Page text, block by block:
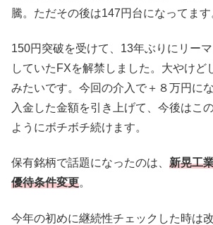
騰。ただその後は147円台になってます
150円突破を受けて、13年ぶりにリー
していたFXを解禁しました。大やけど
みたいです。今回の介入で＋８万円に
入金した金額を引き上げて、今後はこ
ようにボチボチ続けます。
保有銘柄で話題になったのは、 新晃工
優待条件変更。
今年の初めに継続性チェックした時は